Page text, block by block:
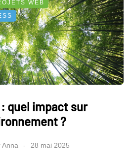
WEB
: quel impact sur
?
Anna 28 mai 2025